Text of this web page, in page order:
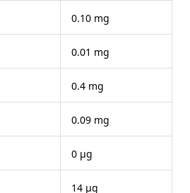
0.10 mg
0.01 mg
0.4 mg
0.09 mg
0 μg
14 μg